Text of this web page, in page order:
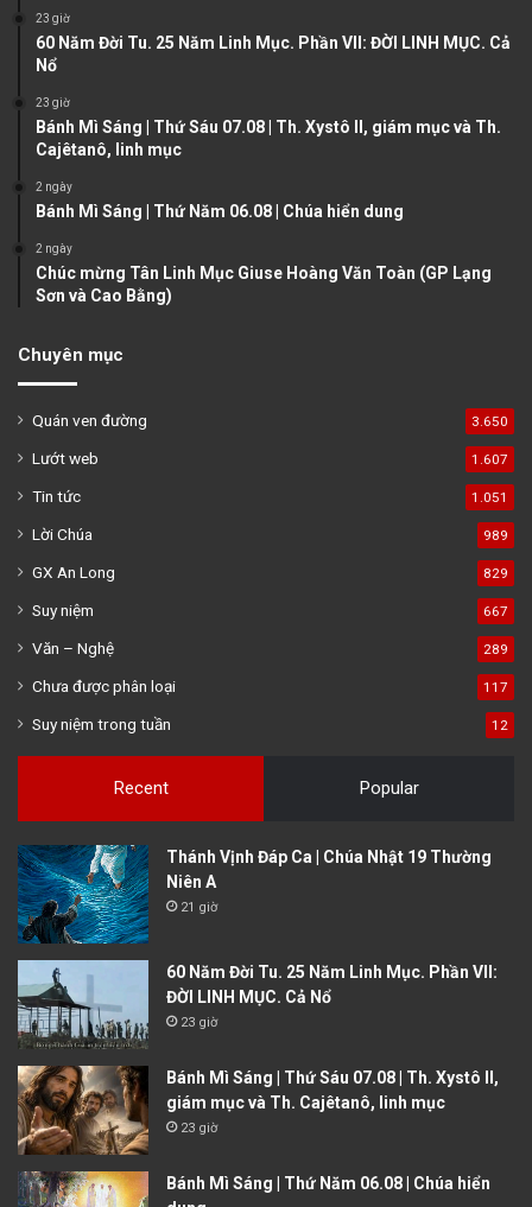
23 giờ
60 Năm Đời Tu. 25 Năm Linh Mục. Phần VII: ĐỜI LINH MỤC. Cả
Nổ
23 giờ
Bánh Mì Sáng | Thứ Sáu 07.08 | Th. Xystô II, giám mục và Th.
Cajêtanô, linh mục
2 ngày
Bánh Mì Sáng | Thứ Năm 06.08 | Chúa hiển dung
2 ngày
Chúc mừng Tân Linh Mục Giuse Hoàng Văn Toàn (GP Lạng
Sơn và Cao Bằng)
Chuyên mục
Quán ven đường 3.650
Lướt web 1.607
Tin tức 1.051
Lời Chúa 989
GX An Long 829
Suy niệm 667
Văn – Nghệ 289
Chưa được phân loại 117
Suy niệm trong tuần 12
Recent Popular
Thánh Vịnh Đáp Ca | Chúa Nhật 19 Thường
Niên A
21 giờ
60 Năm Đời Tu. 25 Năm Linh Mục. Phần VII:
ĐỜI LINH MỤC. Cả Nổ
23 giờ
Bánh Mì Sáng | Thứ Sáu 07.08 | Th. Xystô II,
giám mục và Th. Cajêtanô, linh mục
23 giờ
Bánh Mì Sáng | Thứ Năm 06.08 | Chúa hiển